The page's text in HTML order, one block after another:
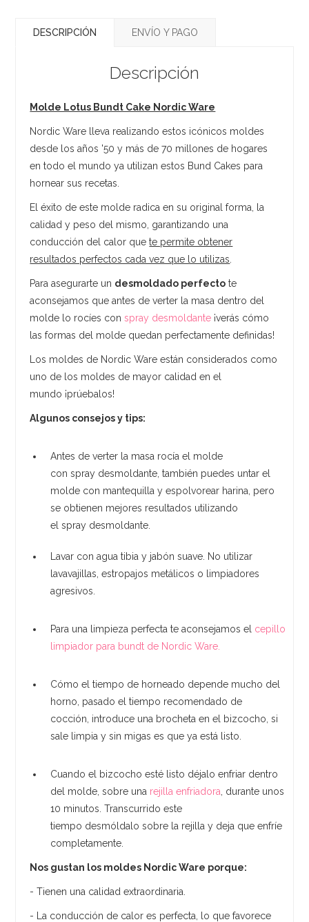
DESCRIPCIÓN ENVÍO Y PAGO
Descripción
Molde Lotus Bundt Cake Nordic Ware
Nordic Ware lleva realizando estos icónicos moldes
desde los años '50 y más de 70 millones de hogares
en todo el mundo ya utilizan estos Bund Cakes para
hornear sus recetas.
El éxito de este molde radica en su original forma, la
calidad y peso del mismo, garantizando una
conducción del calor quete permite obtener
resultados perfectos cada vez que lo utilizas
Para asegurarte un desmoldado perfecto te
aconsejamos que antes de verter la masa dentro del
molde lo rocíes conspray desmoldante ¡verás cómo
las formas del molde quedan perfectamente definidas!
Los moldes de Nordic Ware están considerados como
uno de los moldes de mayor calidad en el
mundo ¡prúebalos!
Algunos consejos y tips:
Antes de verter la masa rocía el molde
con spray desmoldante, también puedes untar el
molde con mantequilla y espolvorear harina, pero
se obtienen mejores resultados utilizando
el spray desmoldante.
Lavar con agua tibia y jabón suave. No utilizar
lavavajillas, estropajos metálicos o limpiadores
agresivos.
Para una limpieza perfecta te aconsejamos el cepillo
limpiador para bundt de Nordic Ware.
Cómo el tiempo de horneado depende mucho del
horno, pasado el tiempo recomendado de
cocción, introduce una brocheta en el bizcocho, si
sale limpia y sin migas es que ya está listo.
Cuando el bizcocho esté listo déjalo enfriar dentro
del molde, sobre una rejilla enfriadora , durante unos
10 minutos. Transcurrido este
tiempo desmóldalo sobre la rejilla y deja que enfríe
completamente.
Nos gustan los moldes Nordic Ware porque:
- Tienen una calidad extraordinaria.
- La conducción de calor es perfecta, lo que favorece